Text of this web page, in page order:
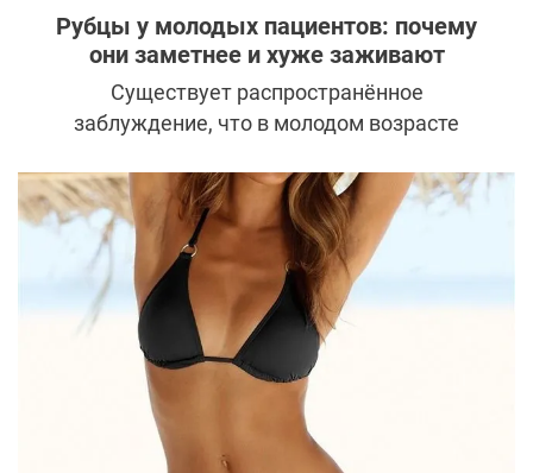
Рубцы у молодых пациентов: почему
они заметнее и хуже заживают
Существует распространённое
заблуждение, что в молодом возрасте
быстрее и становятся практически
незаметными. На практике пластические
хирурги наблюдают противоположную
картину. Именно у молодых пациентов
рубцы часто формируются ярче, плотнее и
доставляют больше проблем в
долгосрочной перспективе. Причина
кроется не в ошибках врача и не в
особенностях ухода, а в физиологии
молодого организма, которая далеко не